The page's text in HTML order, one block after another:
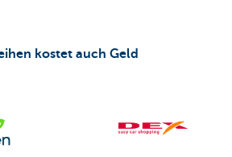
kostet auch Geld